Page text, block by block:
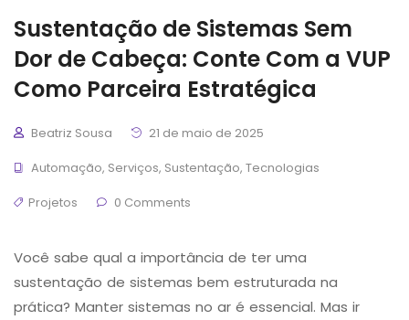
Sustentação de Sistemas Sem
Dor de Cabeça: Conte Com a VUP
Como Parceira Estratégica
Beatriz Sousa
21 de maio de 2025
Automação, Serviços, Sustentação, Tecnologias
Projetos
0 Comments
Você sabe qual a importância de ter uma
sustentação de sistemas bem estruturada na
prática? Manter sistemas no ar é essencial. Mas ir